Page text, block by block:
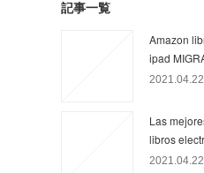
記事一覧
Amazon
ipad
Las
libros